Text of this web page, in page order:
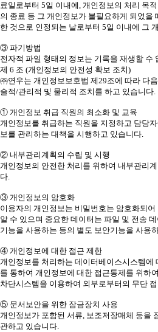
료일로부터 5일 이내에, 개인정보의 처리 목
의 종료 등 그 개인정보가 불필요하게 되었을
한 것으로 인정되는 날로부터 5일 이내에 그
③ 파기방법
전자적 파일 형태의 정보는 기록을 재생할 수
제 6 조 (개인정보의 안전성 확보 조치)
㈜연우는 개인정보보호법 제29조에 따라 다
술적/관리적 및 물리적 조치를 하고 있습니다.
① 개인정보 취급 직원의 최소화 및 교육
개인정보를 취급하는 직원을 지정하고 담당
보를 관리하는 대책을 시행하고 있습니다.
② 내부관리계획의 수립 및 시행
개인정보의 안전한 처리를 위하여 내부관리
다.
③ 개인정보의 암호화
이용자의 개인정보는 비밀번호는 암호화되
알 수 있으며 중요한 데이터는 파일 및 전송
기능을 사용하는 등의 별도 보안기능을 사용
④ 개인정보에 대한 접근 제한
개인정보를 처리하는 데이터베이스시스템에
를 통하여 개인정보에 대한 접근통제를 위하
차단시스템을 이용하여 외부로부터의 무단
⑤ 문서보안을 위한 잠금장치 사용
개인정보가 포함된 서류, 보조저장매체 등을
관하고 있습니다.